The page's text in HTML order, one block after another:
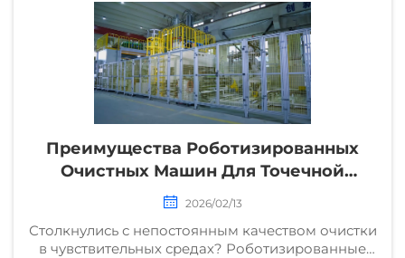
производстве. Ознакомьтесь с примерами
применения в реальных условиях — скачайте
полное руководство по практическим кейсам
уже сегодня.
Преимущества Роботизированных
Очистных Машин Для Точечной
Очистки
2026/02/13
Столкнулись с непостоянным качеством очистки
в чувствительных средах? Роботизированные